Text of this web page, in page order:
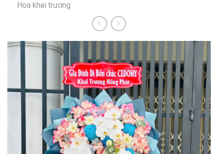
Hoa khai trương